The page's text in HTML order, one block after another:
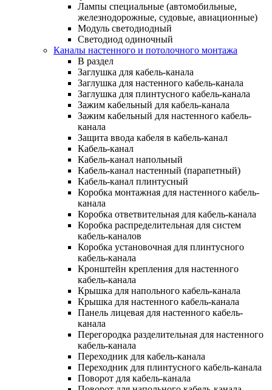
Лампы специальные (автомобильные,
железнодорожные, судовые, авиационные)
Модуль светодиодный
Светодиод одиночный
Каналы настенного и потолочного монтажа
В раздел
Заглушка для кабель-канала
Заглушка для настенного кабель-канала
Заглушка для плинтусного кабель-канала
Зажим кабельный для кабель-канала
Зажим кабельный для настенного кабель-
канала
Защита ввода кабеля в кабель-канал
Кабель-канал
Кабель-канал напольный
Кабель-канал настенный (парапетный)
Кабель-канал плинтусный
Коробка монтажная для настенного кабель-
канала
Коробка ответвительная для кабель-канала
Коробка распределительная для систем
кабель-каналов
Коробка установочная для плинтусного
кабель-канала
Кронштейн крепления для настенного
кабель-канала
Крышка для напольного кабель-канала
Крышка для настенного кабель-канала
Панель лицевая для настенного кабель-
канала
Перегородка разделительная для настенного
кабель-канала
Переходник для кабель-канала
Переходник для плинтусного кабель-канала
Поворот для кабель-канала